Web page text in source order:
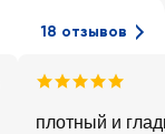
18 отзывов
плотный и